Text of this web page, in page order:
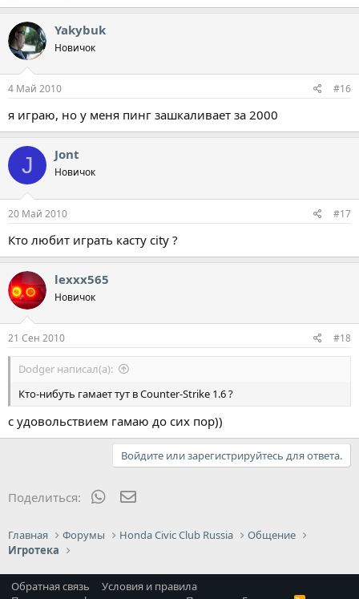
Yakybuk
Новичок
4 Май 2010 #16
я играю, но у меня пинг зашкаливает за 2000
J Jont
Новичок
20 Май 2010 #17
Кто любит играть касту city ?
lexxx565
Новичок
21 Сен 2010 #18
Dodger написал(а):
Кто-нибуть гамает тут в Counter-Strike 1.6 ?
с удовольствием гамаю до сих пор))
Войдите или зарегистрируйтесь для ответа.
Поделиться: WhatsApp
Главная Форумы Honda Civic Club Russia
Общение
Игротека
Обратная связь
Условия и правила